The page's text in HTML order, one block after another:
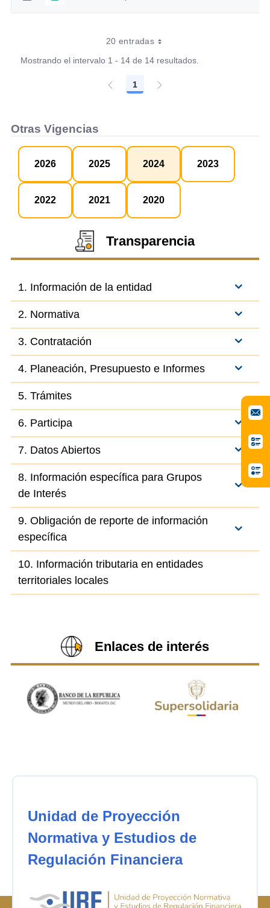
20 entradas
Mostrando el intervalo 1 - 14 de 14 resultados.
Página
1
Otras Vigencias
2026 2025 2024 2023
2022 2021 2020
Transparencia
1. Información de la entidad
2. Normativa
3. Contratación
4. Planeación, Presupuesto e Informes
5. Trámites
6. Participa
7. Datos Abiertos
8. Información específica para Grupos
de Interés
9. Obligación de reporte de información
específica
10. Información tributaria en entidades
territoriales locales
Enlaces de interés
Unidad de Proyección
Normativa y Estudios de
Regulación Financiera